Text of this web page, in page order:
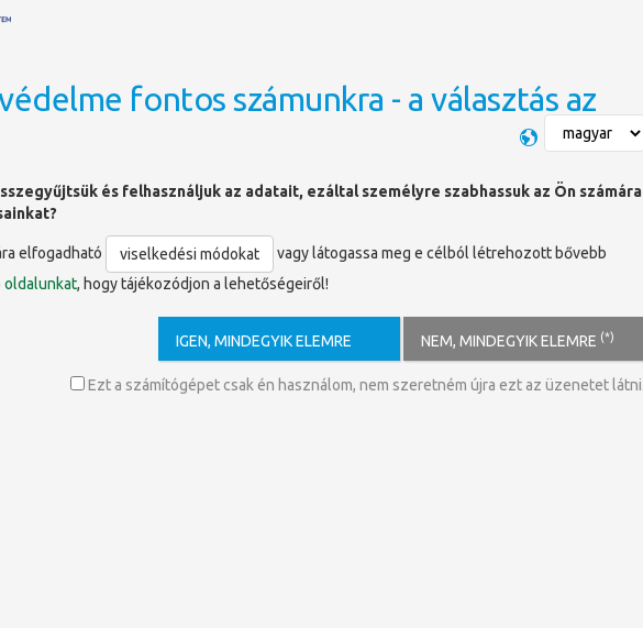
OLDALTÉRKÉP Switch
Gróf Berényi Zsigmond (1694-1748)
egyházmegye 65. püspöke, Baranya megyei főispán. Berényi Zsigmond a Nyitra megyei
volt.
növendékeként a bécsi Pázmáneumban tanult. 1714-től poroszlói apát, év
1715-től a római Collegium Germanicum-Hungaricum növendéke, majd itt szerzett
felszentelt papként tért haza Magyarországra. 1719-ben Erdődy Gábor Antal egri püspök
nevezte ki, majd 1720-tól újvári érseki főesperes lett. 1720-ban honti főesperes,
Imre hercegprímás mellett segédpüspök lett. Esterházy Imre ajánlására a Rómában
április 7-i levelében rábízta a pécsi egyházmegye kormányzását (segédpüspök), és egyúttal
1736. szeptember 7-én nevezték ki, és 17-én iktatták be. Cienfuegos 1739. augusztus
kapta meg a kinevezést a pécsi püspökségre, amely tisztséget a haláláig viselt.
április 9-én nagy ünnepélyességgel történt meg beiktatása Pécsett. A papi szeminárium
Nagy gondot fordított az egyházi szertartásokra, templomok felszentelésére,
fontos számunkra - a választás az
és felhasználjuk az adatait, ezáltal személyre szabhassuk az Ön számára
elfogadható viselkedési módokat
vagy látogassa meg e célból létrehozott bővebb
oldalunkat, hogy tájékozódjon a lehetőségeiről!
IGEN, MINDEGYIK ELEMRE NEM, MINDEGYIK ELEMRE (*)
Ezt a számítógépet csak én használom, nem szeretném újra ezt az üzenetet látni.